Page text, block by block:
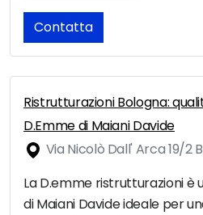
Contatta
Ristrutturazioni Bologna:
D.Emme di Maiani Davide
Via Nicolò Dall' Arca 19/2
La D.emme ristrutturazioni è
di Maiani Davide ideale per